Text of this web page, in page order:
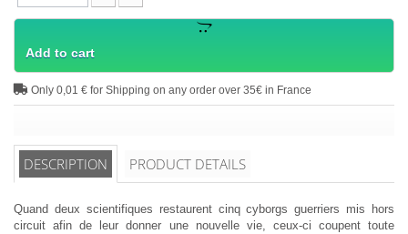
Add to cart
Only 0,01 € for Shipping on any order over 35€ in France
DESCRIPTION PRODUCT DETAILS
Quand deux scientifiques restaurent cinq cyborgs guerriers mis hors
circuit afin de leur donner une nouvelle vie, ceux-ci coupent toute